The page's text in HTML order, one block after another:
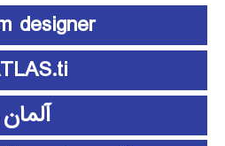
designer
آلمان